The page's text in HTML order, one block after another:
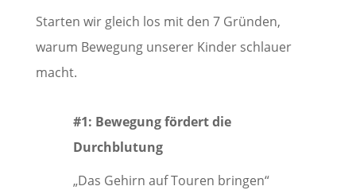
Starten wir gleich los mit den 7 Gründen,
warum Bewegung unserer Kinder schlauer
macht.
#1: Bewegung fördert die
Durchblutung
„Das Gehirn auf Touren bringen“